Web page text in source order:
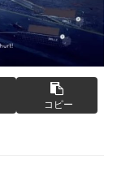
コピー